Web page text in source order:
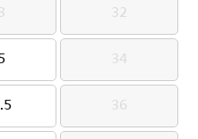
32
32
34
34
36
36